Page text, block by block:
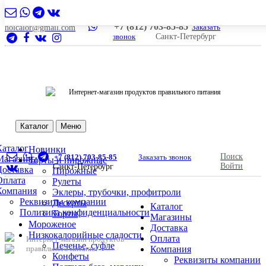
nolcalor@gmail.com +7 (812) 703-85-85 Заказать
звонок
Санкт-Петербург
Интернет-магазин продуктов правильного питания
Каталог Меню
Реквизиты компании
Политика конфиденциальности
Новинки
Торты и пирожные
Пирожные
Рулеты
Эклеры, трубочки, профитроли
Десерты
Торты
Мороженое
Низкокалорийные сладости
Печенье, суфле
Конфеты
+7 (812) 703-85-85
Заказать звонок
Санкт-Петербург
Поиск
Войти
Интернет-магазин продуктов
правильного питания
Каталог
Магазины
Доставка
Оплата
Компания
Реквизиты компании